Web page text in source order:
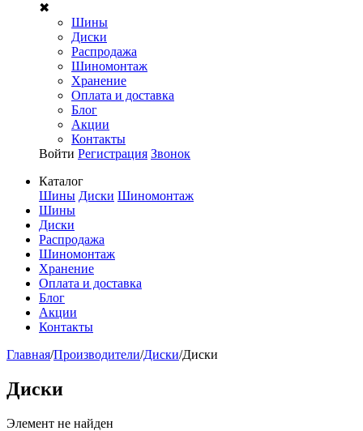
✖
Шины
Диски
Распродажа
Шиномонтаж
Хранение
Оплата и доставка
Блог
Акции
Контакты
Войти Регистрация Звонок
Каталог
Шины Диски Шиномонтаж
Шины
Диски
Распродажа
Шиномонтаж
Хранение
Оплата и доставка
Блог
Акции
Контакты
Главная/Производители/Диски/Диски
Диски
Элемент не найден